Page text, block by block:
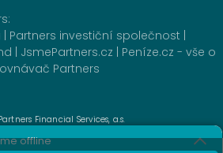
Partners investiční společnost
JsmePartners.cz
Peníze.cz - vše o
Partners
Financial Services, a.s.
offline